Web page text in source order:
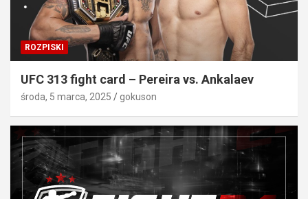
ROZPISKI
UFC 313 fight card – Pereira vs. Ankalaev
środa, 5 marca, 2025 gokuson